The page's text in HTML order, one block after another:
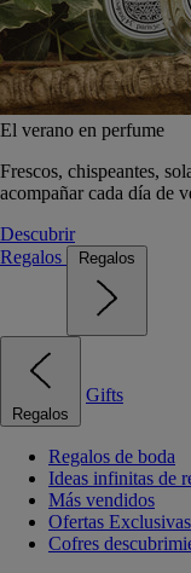
El verano en perfume
Frescos, chispeantes,
acompañar cada día de
Descubrir
Regalos
Regalos
Regalos
Gifts
Regalos de boda
Ideas infinitas de
Más vendidos
Ofertas Exclusivas
Cofres